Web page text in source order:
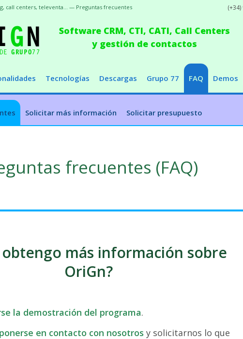
Software CRM, CTI, CATI, Call Centers
y gestión de contactos
Tecnologías Descargas Grupo 77 FAQ Demos
Solicitar más información Solicitar presupuesto
call centers, televenta... — Preguntas frecuentes
frecuentes (FAQ)
obtengo más información sobre
OriGn?
la demostración del programa.
ponerse en contacto con nosotros y solicitarnos lo que